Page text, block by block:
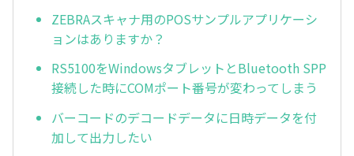
ZEBRAスキャナ用のPOSサンプルアプリケーシ
ョンはありますか？
RS5100をWindowsタブレットとBluetooth SPP
接続した時にCOMポート番号が変わってしまう
バーコードのデコードデータに日時データを付
加して出力したい